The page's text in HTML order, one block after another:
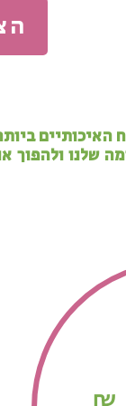
האיכותיים
שלנו ולהפוך
₪